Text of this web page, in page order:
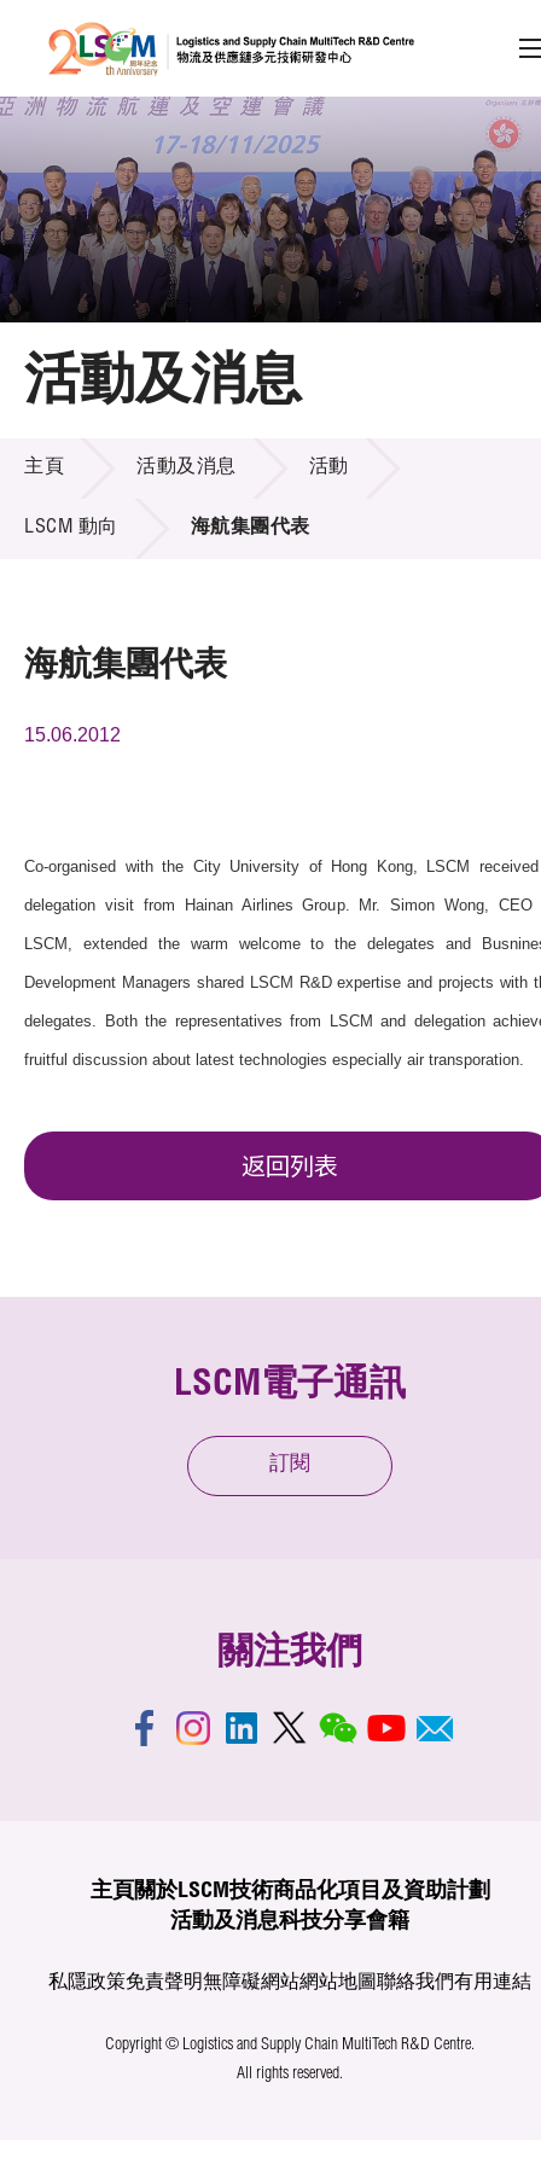
跳到內容（按回車鍵）
會員登入
A A EN 繁 简
主頁
關於LSCM
技術商品化
項目及資助計劃
活動及消息
科技分享
會籍
活動及消息
活動及消息
主頁 活動及消息 活動
LSCM 動向 海航集團代表
海航集團代表
15.06.2012
Co-organised with the City University of Hong Kong, LSCM
delegation visit from Hainan Airlines Group. Mr. Simon Wong, CEO
LSCM, extended the warm welcome to the delegates and
Development Managers shared LSCM R&D expertise and projects with
delegates. Both the representatives from LSCM and delegation
fruitful discussion about latest technologies especially air transporation.
返回列表
LSCM電子通訊
訂閱
關注我們
主頁 關於LSCM技術商品化項目及資助計劃
活動及消息科技分享會籍
私隱政策免責聲明無障礙網站網站地圖聯絡我們有用連結
Copyright © Logistics and Supply Chain MultiTech R&D Centre.
All rights reserved.